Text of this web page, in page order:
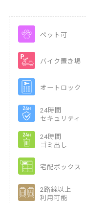
ペット可
バイク置き場
オートロック
24時間
セキュリティ
24時間
ゴミ出し
宅配ボックス
2路線以上
利用可能